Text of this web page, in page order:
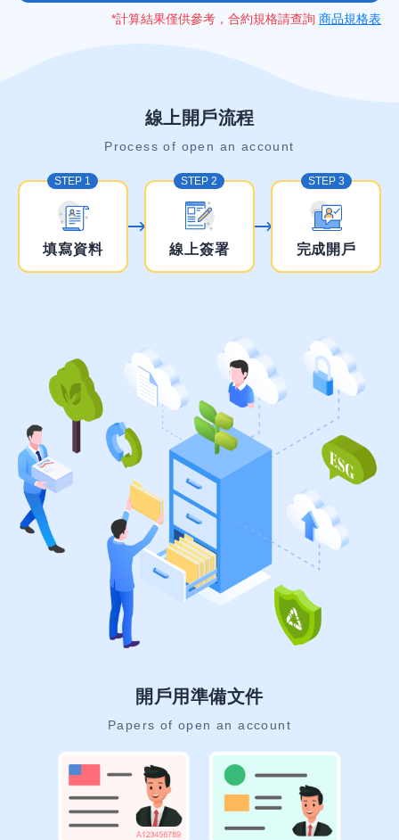
*計算結果僅供參考，合約規格請查詢 商品規格表
線上開戶流程
Process of open an account
STEP 1
填寫資料
STEP 2
線上簽署
STEP 3
完成開戶
開戶用準備文件
Papers of open an account